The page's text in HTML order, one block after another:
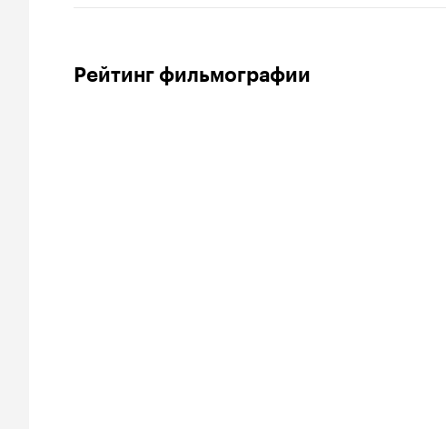
Рейтинг фильмографии